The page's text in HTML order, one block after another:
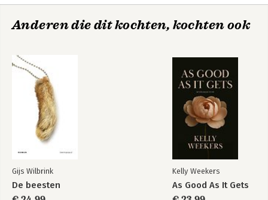
Anderen die dit kochten, kochten ook
Gijs Wilbrink
De beesten
Kelly Weekers
As Good As It Gets